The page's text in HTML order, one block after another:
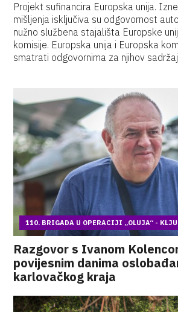
Projekt sufinancira Europska unija.
mišljenja isključiva su odgovornost
nužno službena stajališta Europske
komisije. Europska unija i Europska
smatrati odgovornima za njihov
110. BRIGADA U OPERACIJI „OLUJA“ -
Razgovor s Ivanom
povijesnim danima
karlovačkog kraja